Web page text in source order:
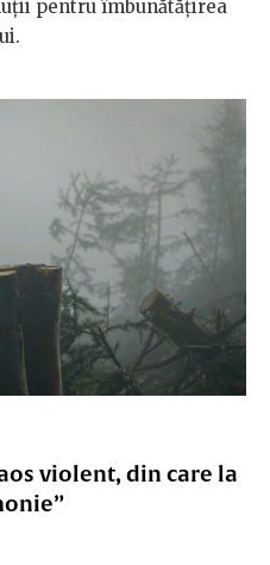
pentru îmbunătățirea
violent, din care la